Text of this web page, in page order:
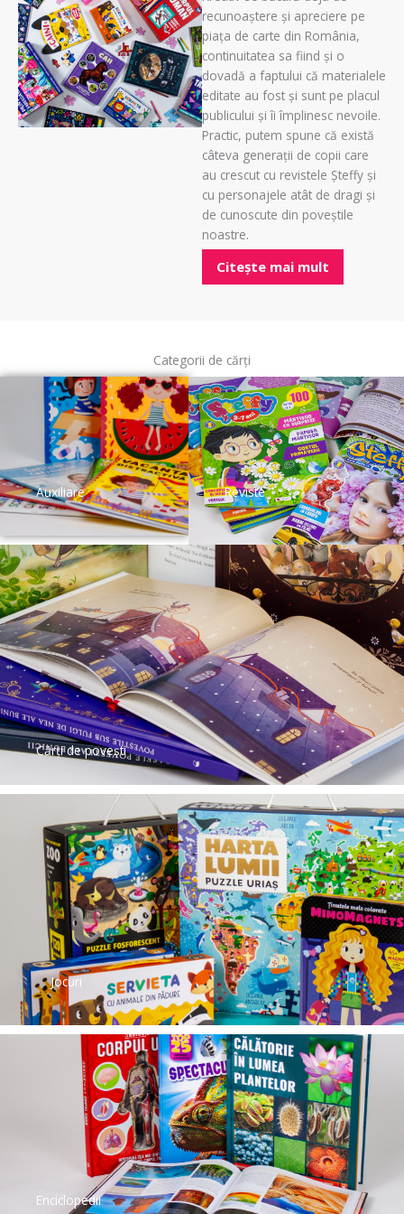
recunoaștere și apreciere pe
piața de carte din România,
continuitatea sa fiind și o
dovadă a faptului că materialele
editate au fost și sunt pe placul
publicului și îi împlinesc nevoile.
Practic, putem spune că există
câteva generații de copii care
au crescut cu revistele Șteffy și
cu personajele atât de dragi și
de cunoscute din poveștile
noastre.
Citește mai mult
Categorii de cărți
Auxiliare Reviste
Cărți de povești
Jocuri
Enciclopedii